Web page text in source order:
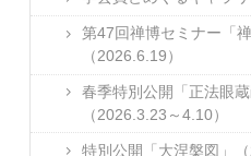
第47回禅博セミナー「
（2026.6.19）
春季特別公開「正法眼
（2026.3.23～4.10）
特別公開「大涅槃図」